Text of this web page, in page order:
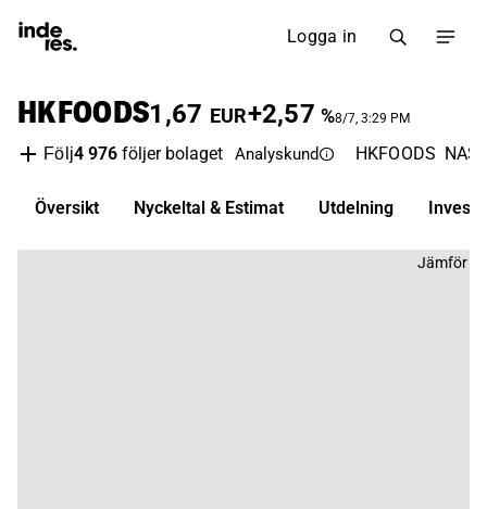
Logga in
HKFOODS1,67 EUR+2,57 %8/7, 3:29 PM
Följ4 976 följer bolaget Analyskund HKFOODS
Översikt Nyckeltal & Estimat Utdelning
Jämför